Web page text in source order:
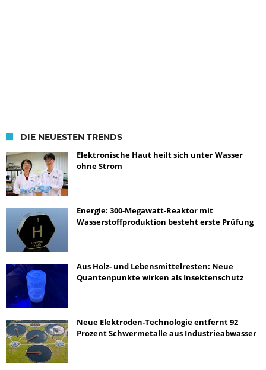
DIE NEUESTEN TRENDS
Elektronische Haut heilt sich unter Wasser
ohne Strom
Energie: 300-Megawatt-Reaktor mit
Wasserstoffproduktion besteht erste Prüfung
Aus Holz- und Lebensmittelresten: Neue
Quantenpunkte wirken als Insektenschutz
Neue Elektroden-Technologie entfernt 92
Prozent Schwermetalle aus Industrieabwasser